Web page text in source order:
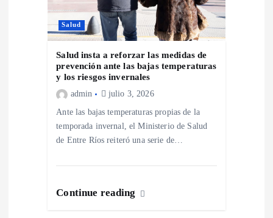
Salud
Salud insta a reforzar las medidas de
prevención ante las bajas temperaturas
y los riesgos invernales
admin julio 3, 2026
Ante las bajas temperaturas propias de la
temporada invernal, el Ministerio de Salud
de Entre Ríos reiteró una serie de…
Continue reading